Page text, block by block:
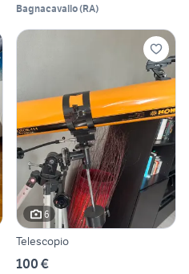
Bagnacavallo(RA)
6
Telescopio
100 €